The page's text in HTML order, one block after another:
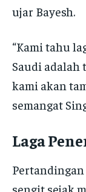
ujar Bayesh.
“Kami tahu
Saudi adalah
kami akan
semangat
Laga
sengit sejak